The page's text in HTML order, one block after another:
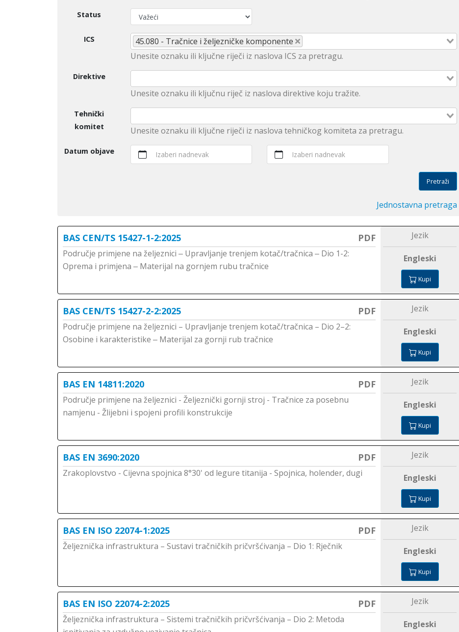
Status
ICS
45.080 - Tračnice i željezničke komponente
Unesite oznaku ili ključne riječi iz naslova ICS za pretragu.
Direktive
Unеsitе oznaku ili klјučnu rijеč iz nаslоvа dirеktivе kојu trаžitе.
Tehnički
komitet
Unesite оznaku ili ključne riječi iz naslova tehničkog komiteta za pretragu.
Datum objave Izaberi nadnevak Izaberi nadnevak
Pretraži
Jednostavna pretraga
BAS CEN/TS 15427-1-2:2025 PDF
Područje primjene na željeznici ‒ Upravljanje trenjem kotač/tračnica ‒ Dio 1-2:
Oprema i primjena ‒ Materijal na gornjem rubu tračnice
Jezik
Engleski
Kupi
BAS CEN/TS 15427-2-2:2025 PDF
Područje primjene na željeznici – Upravljanje trenjem kotač/tračnica – Dio 2–2:
Osobine i karakteristike ‒ Materijal za gornji rub tračnice
Jezik
Engleski
Kupi
BAS EN 14811:2020 PDF
Područje primjene na željeznici - Željeznički gornji stroj - Tračnice za posebnu
namjenu - Žlijebni i spojeni profili konstrukcije
Jezik
Engleski
Kupi
BAS EN 3690:2020 PDF
Zrakoplovstvo - Cijevna spojnica 8°30' od legure titanija - Spojnica, holender, dugi
Jezik
Engleski
Kupi
BAS EN ISO 22074-1:2025 PDF
Željeznička infrastruktura – Sustavi tračničkih pričvršćivanja – Dio 1: Rječnik
Jezik
Engleski
Kupi
BAS EN ISO 22074-2:2025 PDF
Željeznička infrastruktura – Sistemi tračničkih pričvršćivanja – Dio 2: Metoda
Jezik
Engleski